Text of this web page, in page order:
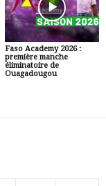
Faso Academy 2026 :
première manche
éliminatoire de
Ouagadougou